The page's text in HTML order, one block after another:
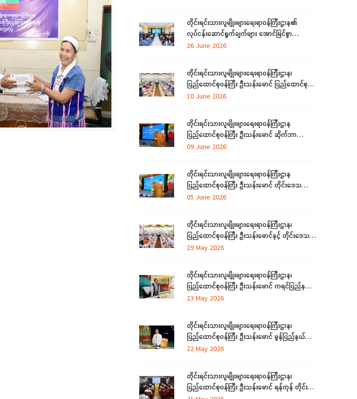
တိုင်းရင်းသားလူမျိုးများရေးရာဝန်ကြီးဌာန၏
လုပ်ငန်းဆောင်ရွက်ချက်များ အောင်မြင်စွာ
အကောင်အထည်ဖော်နိုင်ရေးအတွက် ရှင်းလင်း
26 June 2026
တိုင်းရင်းသားလူမျိုးများရေးရာဝန်ကြီးဌာန၊
ပြည်ထောင်စုဝန်ကြီး ဦးသန်းမောင် ပြည်ထောင်စု
နယ်မြေ နေပြည်တော်အတွင်းရှိ တိုင်းရင်းသားစာပေ
ဆွေးနွေး
10 June 2026
တိုင်းရင်းသားလူမျိုးများရေးရာဝန်ကြီးဌာန
ပြည်ထောင်စုဝန်ကြီး ဦးသန်းမောင် ဆိုက်ဘာ
လုံခြုံရေး (Cyber Security) ဆိုင်ရာ အသိပညာ
09 June 2026
တိုင်းရင်းသားလူမျိုးများရေးရာဝန်ကြီးဌာန
ပြည်ထောင်စုဝန်ကြီး ဦးသန်းမောင် တိုင်းဒေသကြီး
နှင့် ပြည်နယ်များမှ လေ့လာရေးခရီးလာရောက်ကြ
အသင်းအဖွဲ့ ကိုယ်စားလှယ်များအား တည်ခင်းဧည့်ခံ
သည့် ဂုဏ်ပြုညစာစားပွဲသို့တက်ရောက်
05 June 2026
တိုင်းရင်းသားလူမျိုးများရေးရာဝန်ကြီးဌာန၊
ပြည်ထောင်စုဝန်ကြီး ဦးသန်းမောင်နှင့် တိုင်းဒေသ
ကြီးနှင့်ပြည်နယ် တိုင်းရင်းသားလူမျိုးရေးရာဝန်ကြီး
29 May 2026
တိုင်းရင်းသားလူမျိုးများရေးရာဝန်ကြီးဌာန၊
ပြည်ထောင်စုဝန်ကြီး ဦးသန်းမောင် ကရင်ပြည်နယ်
အတွင်းရှိ တိုင်းရင်းသားစာပေနှင့်ယဉ်ကျေးမှု
နှင့်တွေ့ဆုံအမှာစကားပြောကြား
23 May 2026
တိုင်းရင်းသားလူမျိုးများရေးရာဝန်ကြီးဌာန၊
ပြည်ထောင်စုဝန်ကြီး ဦးသန်းမောင် မွန်ပြည်နယ်
အတွင်းရှိ တိုင်းရင်းသားစာပေနှင့်ယဉ်ကျေးမှု
ယဉ်ကျေးမှုစင်တာသို့ သွားရောက်ကြည့်ရှုစစ်ဆေး
22 May 2026
တိုင်းရင်းသားလူမျိုးများရေးရာဝန်ကြီးဌာန၊
ပြည်ထောင်စုဝန်ကြီး ဦးသန်းမောင် ရန်ကုန် တိုင်း